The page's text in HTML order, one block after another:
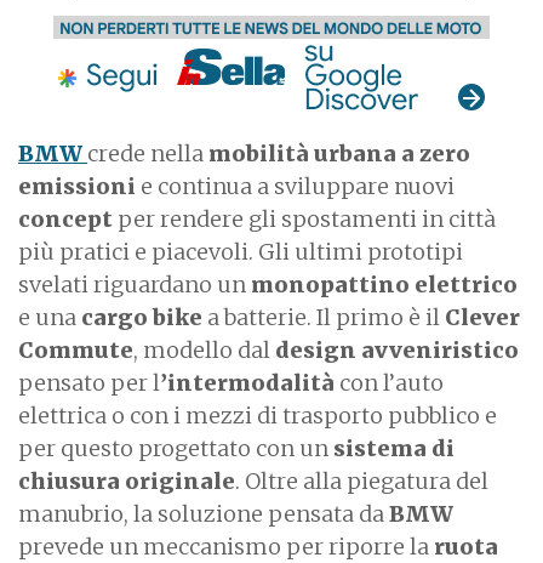
BMW crede nella mobilità urbana a zero
emissioni e continua a sviluppare nuovi
concept per rendere gli spostamenti in città
più pratici e piacevoli. Gli ultimi prototipi
svelati riguardano un monopattino elettrico
e una cargo bike a batterie. Il primo è il Clever
Commute, modello dal design avveniristico
pensato per l’intermodalità con l’auto
elettrica o con i mezzi di trasporto pubblico e
per questo progettato con un sistema di
chiusura originale. Oltre alla piegatura del
manubrio, la soluzione pensata daBMW
prevede un meccanismo per riporre la ruota